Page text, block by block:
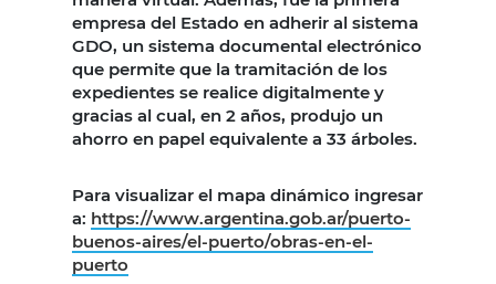
empresa del Estado en adherir al sistema
GDO, un sistema documental electrónico
que permite que la tramitación de los
expedientes se realice digitalmente y
gracias al cual, en 2 años, produjo un
ahorro en papel equivalente a 33 árboles.
Para visualizar el mapa dinámico ingresar
a: https://www.argentina.gob.ar/puerto-
buenos-aires/el-puerto/obras-en-el-
puerto